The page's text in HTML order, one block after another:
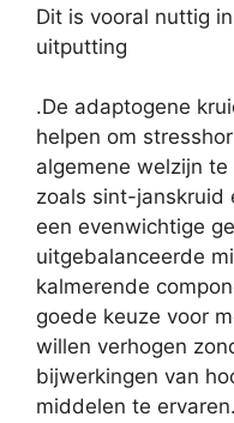
Dit is vooral nuttig
uitputting
.De adaptogene
helpen om
algemene welzijn
zoals sint-janskruid
een evenwichtige
uitgebalanceerde
kalmerende
goede keuze voor
willen verhogen
bijwerkingen van
middelen te ervaren.